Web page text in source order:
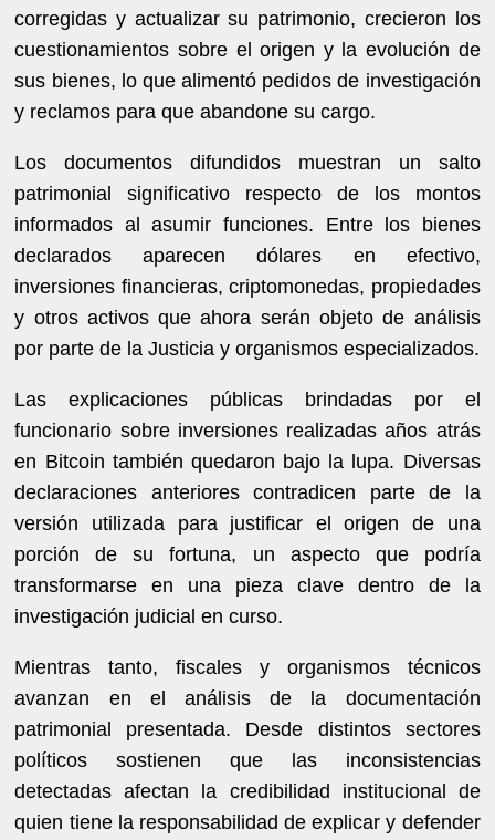
corregidas y actualizar su patrimonio, crecieron los
cuestionamientos sobre el origen y la evolución de
sus bienes, lo que alimentó pedidos de investigación
y reclamos para que abandone su cargo.
Los documentos difundidos muestran un salto
patrimonial significativo respecto de los montos
informados al asumir funciones. Entre los bienes
declarados aparecen dólares en efectivo,
inversiones financieras, criptomonedas, propiedades
y otros activos que ahora serán objeto de análisis
por parte de la Justicia y organismos especializados.
Las explicaciones públicas brindadas por el
funcionario sobre inversiones realizadas años atrás
en Bitcoin también quedaron bajo la lupa. Diversas
declaraciones anteriores contradicen parte de la
versión utilizada para justificar el origen de una
porción de su fortuna, un aspecto que podría
transformarse en una pieza clave dentro de la
investigación judicial en curso.
Mientras tanto, fiscales y organismos técnicos
avanzan en el análisis de la documentación
patrimonial presentada. Desde distintos sectores
políticos sostienen que las inconsistencias
detectadas afectan la credibilidad institucional de
quien tiene la responsabilidad de explicar y defender